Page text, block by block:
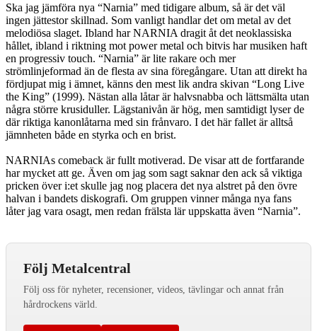
Ska jag jämföra nya “Narnia” med tidigare album, så är det väl
ingen jättestor skillnad. Som vanligt handlar det om metal av det
melodiösa slaget. Ibland har NARNIA dragit åt det neoklassiska
hållet, ibland i riktning mot power metal och bitvis har musiken haft
en progressiv touch. “Narnia” är lite rakare och mer
strömlinjeformad än de flesta av sina föregångare. Utan att direkt ha
fördjupat mig i ämnet, känns den mest lik andra skivan “Long Live
the King” (1999). Nästan alla låtar är halvsnabba och lättsmälta utan
några större krusiduller. Lägstanivån är hög, men samtidigt lyser de
där riktiga kanonlåtarna med sin frånvaro. I det här fallet är alltså
jämnheten både en styrka och en brist.
NARNIAs comeback är fullt motiverad. De visar att de fortfarande
har mycket att ge. Även om jag som sagt saknar den ack så viktiga
pricken över i:et skulle jag nog placera det nya alstret på den övre
halvan i bandets diskografi. Om gruppen vinner många nya fans
låter jag vara osagt, men redan frälsta lär uppskatta även “Narnia”.
Följ Metalcentral
Följ oss för nyheter, recensioner, videos, tävlingar och annat från
hårdrockens värld.